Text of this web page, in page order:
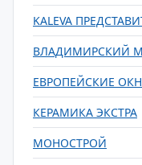
KALEVA
ВЛАДИМИРСКИЙ
ЕВРОПЕЙСКИЕ
КЕРАМИКА ЭКСТРА
МОНОСТРОЙ